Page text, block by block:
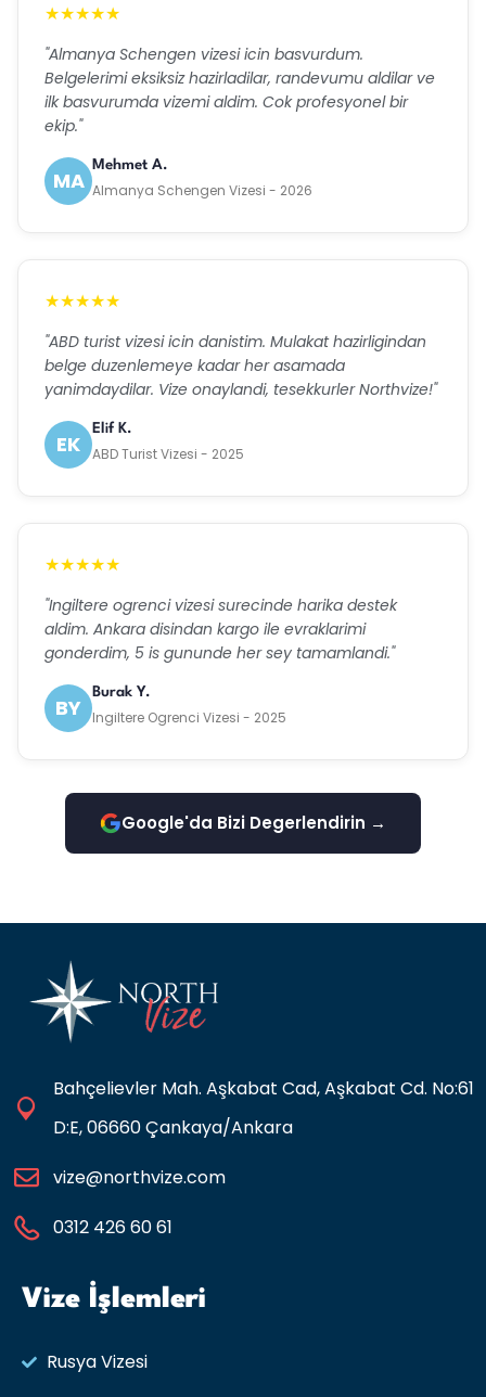
★★★★★
"Almanya Schengen vizesi icin basvurdum.
Belgelerimi eksiksiz hazirladilar, randevumu aldilar ve
ilk basvurumda vizemi aldim. Cok profesyonel bir
ekip."
MA
Mehmet A.
Almanya Schengen Vizesi - 2026
★★★★★
"ABD turist vizesi icin danistim. Mulakat hazirligindan
belge duzenlemeye kadar her asamada
yanimdaydilar. Vize onaylandi, tesekkurler Northvize!"
EK
Elif K.
ABD Turist Vizesi - 2025
★★★★★
"Ingiltere ogrenci vizesi surecinde harika destek
aldim. Ankara disindan kargo ile evraklarimi
gonderdim, 5 is gununde her sey tamamlandi."
BY
Burak Y.
Ingiltere Ogrenci Vizesi - 2025
Google'da Bizi Degerlendirin →
Bahçelievler Mah. Aşkabat Cad, Aşkabat Cd. No:61
D:E, 06660 Çankaya/Ankara
vize@northvize.com
0312 426 60 61
Vize İşlemleri
Rusya Vizesi​